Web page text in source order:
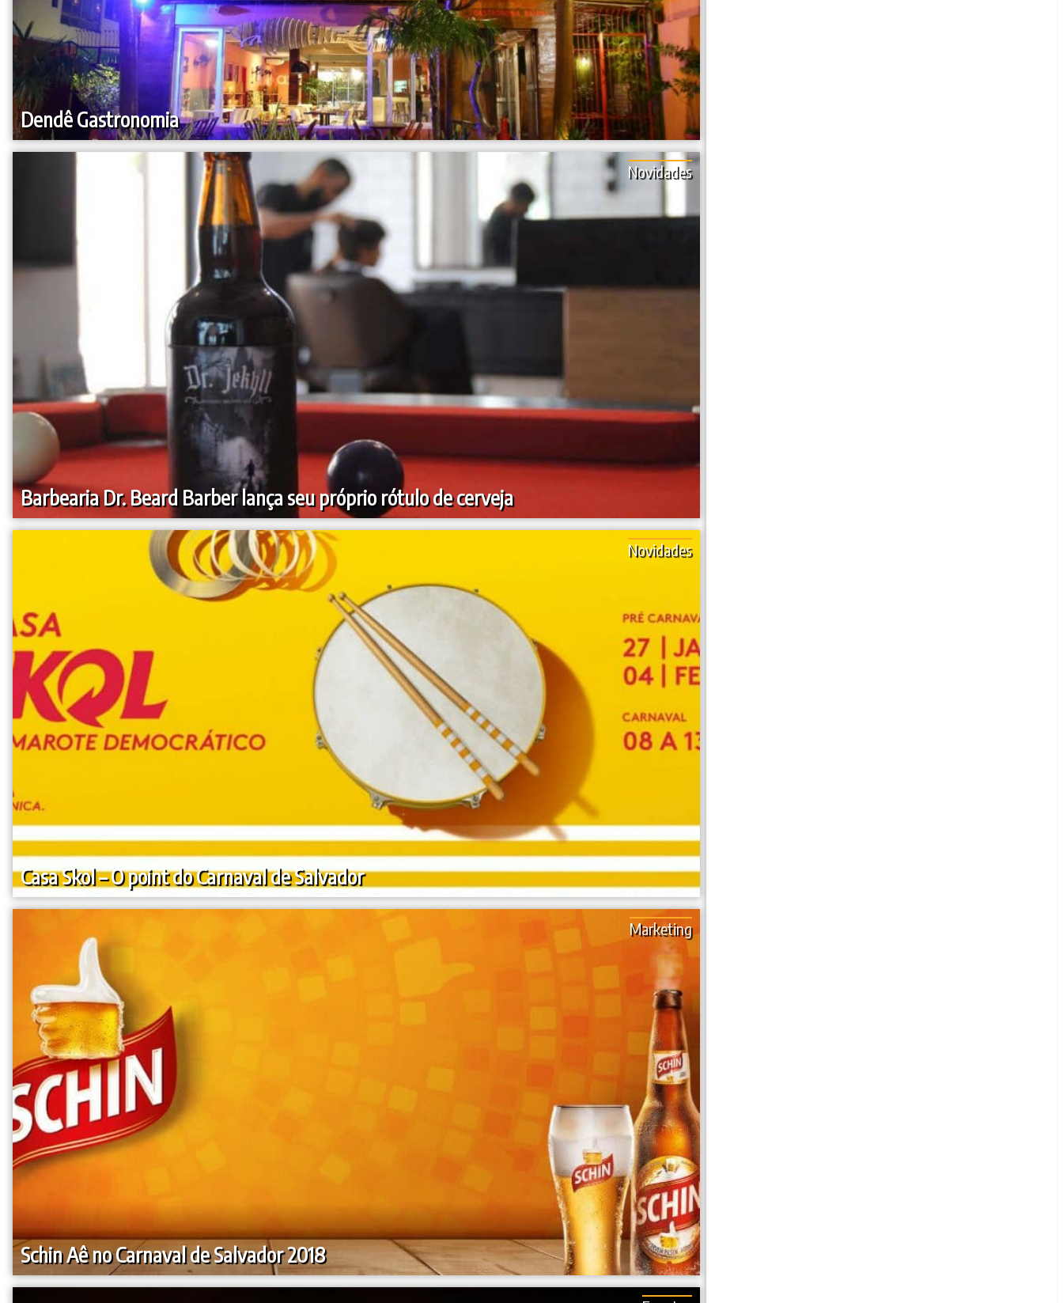
Dendê Gastronomia
Barbearia Dr. Beard Barber lança seu próprio rótulo de cerveja
Novidades
Casa Skol – O point do Carnaval de Salvador
Novidades
Schin Aê no Carnaval de Salvador 2018
Marketing